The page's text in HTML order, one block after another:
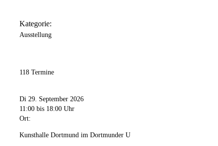
Kategorie:
Ausstellung
118 Termine
Di 29. September 2026
11:00 bis 18:00 Uhr
Ort:
Kunsthalle Dortmund im Dortmunder U